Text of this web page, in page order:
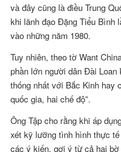
và đây cũng là điều Trung
khi lãnh đạo Đặng Tiểu Bình
vào những năm 1980.
Tuy nhiên, theo tờ Want
phần lớn người dân Đài
thống nhất với Bắc Kinh hay
quốc gia, hai chế độ”.
Ông Tập cho rằng khi áp
xét kỹ lưỡng tình hình thực
các ý kiến, gợi ý từ cả hai